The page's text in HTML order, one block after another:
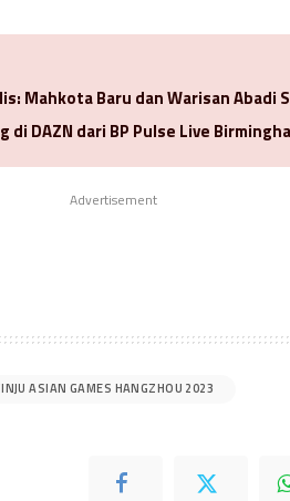
Mahkota Baru dan Warisan Abadi
di DAZN dari BP Pulse Live
Advertisement
ASIAN GAMES HANGZHOU 2023